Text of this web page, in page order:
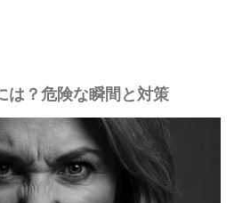
は？危険な瞬間と対策